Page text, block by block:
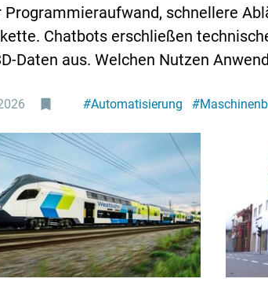
Programmieraufwand, schnellere
Chatbots erschließen
Daten aus. Welchen Nutzen
#Automatisierung #